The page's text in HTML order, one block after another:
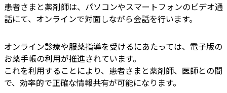
患者さまと薬剤師は、パソコンやスマートフォンのビデオ通
話にて、オンラインで対面しながら会話を行います。
オンライン診療や服薬指導を受けるにあたっては、電子版の
お薬手帳の利用が推進されています。
これを利用することにより、患者さまと薬剤師、医師との間
で、効率的で正確な情報共有が可能になります。